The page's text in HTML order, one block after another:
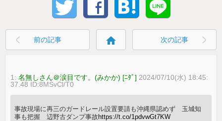
前の記事 home 次の記事
1:名無しさん＠涙目です。(みかか) [ﾆﾀﾞ] 2024/07/10(水) 18:45:
37.48 ID:8MSvCl/T0
事故現場に再三のガードレール設置要請も沖縄県認めず 玉城知
事も把握 辺野古ダンプ事故 https://t.co/1pdvwGt7KW